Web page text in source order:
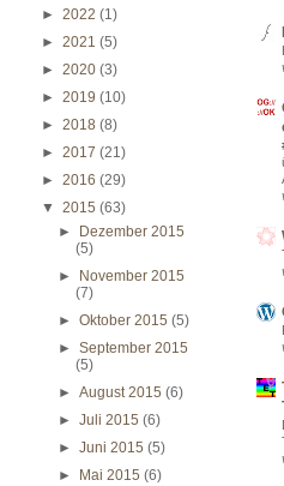
► 2022 (1)
► 2021 (5)
► 2020 (3)
► 2019 (10)
► 2018 (8)
► 2017 (21)
► 2016 (29)
▼ 2015 (63)
►
Dezember 2015
(5)
►
November 2015
(7)
►Oktober 2015(5)
►September 2015
(5)
►August 2015(6)
►Juli 2015(6)
►Juni 2015(5)
►
Mai 2015(6)